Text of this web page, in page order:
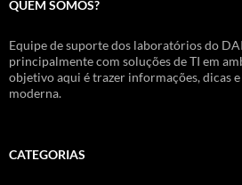
QUEM SOMOS?
Equipe de suporte dos laboratórios do
principalmente com soluções de TI em
objetivo aqui é trazer informações, dicas
moderna.
CATEGORIAS